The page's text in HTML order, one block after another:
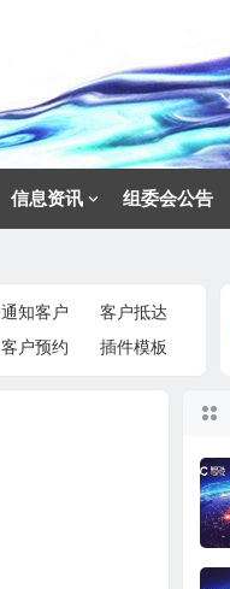
信息资讯 组委会公告
通知客户
客户抵达
客户预约 插件模板